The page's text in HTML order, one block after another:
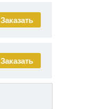
Заказать
Заказать